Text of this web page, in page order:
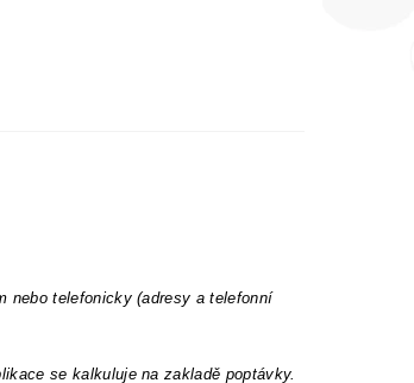
nebo telefonicky (adresy a telefonní
se kalkuluje na zakladě poptávky.